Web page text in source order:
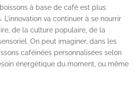
à base de café est plus
va continuer à se nourrir
de la culture populaire, de la
On peut imaginer, dans les
caféinées personnalisées selon
énergétique du moment, ou même